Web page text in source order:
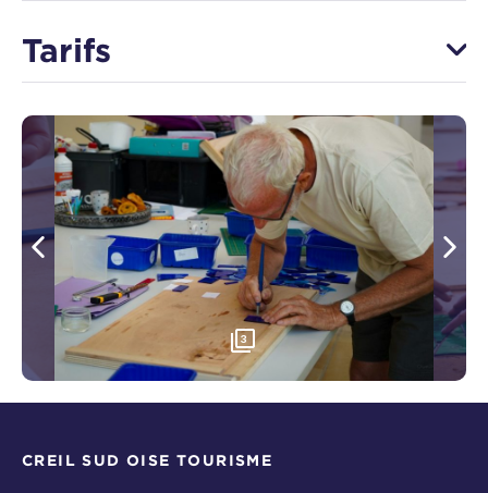
Fermé
Mardi
Fermé
Mercredi
Fermé
Jeudi
Fermé
Ouvert de 09h30 à 17h
Tarifs
1 jour
115 €
Tarif réduit
1 jour, habitant ACSO
110 €
Tarif unique
2 jours
2 jours, habitant ACSO
3
Précédent
CREIL SUD OISE TOURISME